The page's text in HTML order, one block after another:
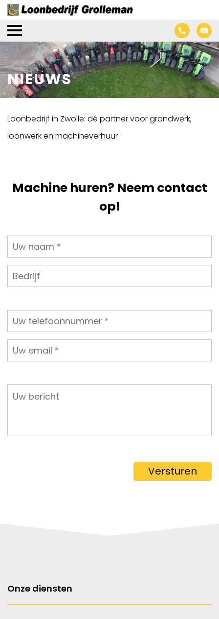
NIEUWS
Loonbedrijf in Zwolle: dé partner voor grondwerk,
loonwerk en machineverhuur
Machine huren? Neem contact
op!
Versturen
Onze diensten